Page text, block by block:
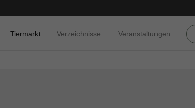
Tiermarkt Verzeichnisse Veranstaltungen